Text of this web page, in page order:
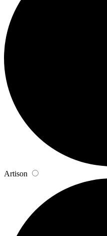
Artison